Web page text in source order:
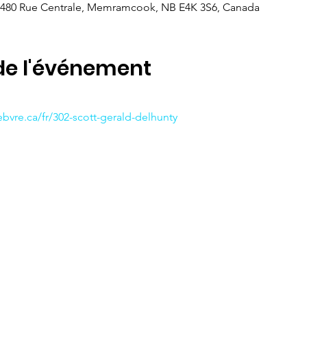
Rue Centrale, Memramcook, NB E4K 3S6, Canada
l'événement
fr/302-scott-gerald-delhunty